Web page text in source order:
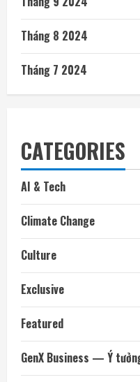
Tháng 8 2024
Tháng 7 2024
CATEGORIES
AI & Tech
Climate Change
Culture
Exclusive
Featured
GenX Business — Ý